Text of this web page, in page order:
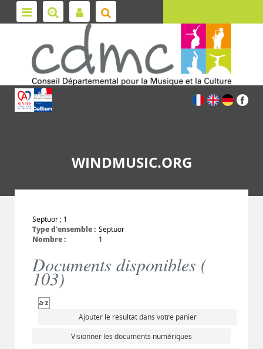
WINDMUSIC.ORG
Septuor ; 1
Type d'ensemble : Septuor
Nombre :
1
Documents disponibles (
103)
Ajouter le résultat dans votre panier
Visionner les documents numériques